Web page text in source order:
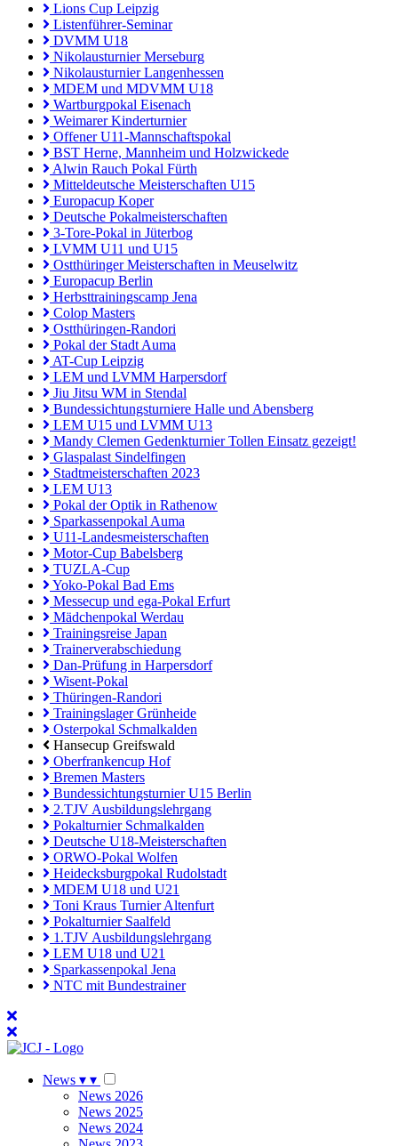
Lions Cup Leipzig
Listenführer-Seminar
DVMM U18
Nikolausturnier Merseburg
Nikolausturnier Langenhessen
MDEM und MDVMM U18
Wartburgpokal Eisenach
Weimarer Kinderturnier
Offener U11-Mannschaftspokal
BST Herne, Mannheim und Holzwickede
Alwin Rauch Pokal Fürth
Mitteldeutsche Meisterschaften U15
Europacup Koper
Deutsche Pokalmeisterschaften
3-Tore-Pokal in Jüterbog
LVMM U11 und U15
Ostthüringer Meisterschaften in Meuselwitz
Europacup Berlin
Herbsttrainingscamp Jena
Colop Masters
Ostthüringen-Randori
Pokal der Stadt Auma
AT-Cup Leipzig
LEM und LVMM Harpersdorf
Jiu Jitsu WM in Stendal
Bundessichtungsturniere Halle und Abensberg
LEM U15 und LVMM U13
Mandy Clemen Gedenkturnier Tollen Einsatz gezeigt!
Glaspalast Sindelfingen
Stadtmeisterschaften 2023
LEM U13
Pokal der Optik in Rathenow
Sparkassenpokal Auma
U11-Landesmeisterschaften
Motor-Cup Babelsberg
TUZLA-Cup
Yoko-Pokal Bad Ems
Messecup und ega-Pokal Erfurt
Mädchenpokal Werdau
Trainingsreise Japan
Trainerverabschiedung
Dan-Prüfung in Harpersdorf
Wisent-Pokal
Thüringen-Randori
Trainingslager Grünheide
Osterpokal Schmalkalden
Hansecup Greifswald
Oberfrankencup Hof
Bremen Masters
Bundessichtungsturnier U15 Berlin
2.TJV Ausbildungslehrgang
Pokalturnier Schmalkalden
Deutsche U18-Meisterschaften
ORWO-Pokal Wolfen
Heidecksburgpokal Rudolstadt
MDEM U18 und U21
Toni Kraus Turnier Altenfurt
Pokalturnier Saalfeld
1.TJV Ausbildungslehrgang
LEM U18 und U21
Sparkassenpokal Jena
NTC mit Bundestrainer
News ▾ ▾
News 2026
News 2025
News 2024